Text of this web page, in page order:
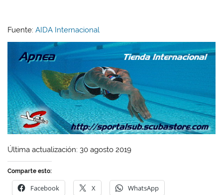
Fuente:AIDA Internacional
Última actualización: 30 agosto 2019
Comparte esto:
Facebook X WhatsApp